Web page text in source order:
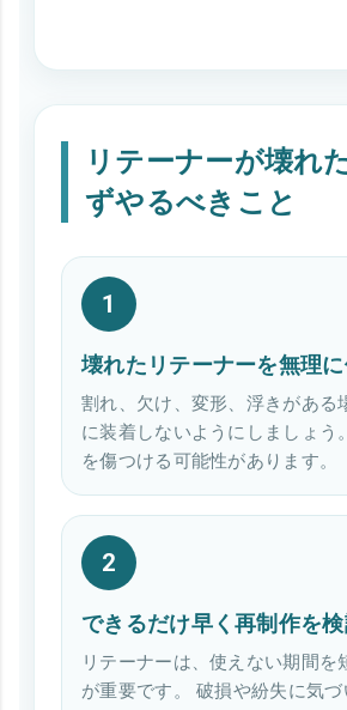
リテーナーが壊れ
ずやるべきこと
壊れたリテーナーを無理
割れ、欠け、変形、浮きがある
に装着しないようにしましょう
を傷つける可能性があります。
できるだけ早く再制作を
リテーナーは、使えない期間を
が重要です。 破損や紛失に気